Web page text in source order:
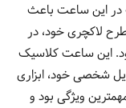
32768 بار در ثانیه در این ساعت باعث
لاکچری خود، در
این ساعت کلاسیک
شخصی خود، ابزاری
ویژگی بود و